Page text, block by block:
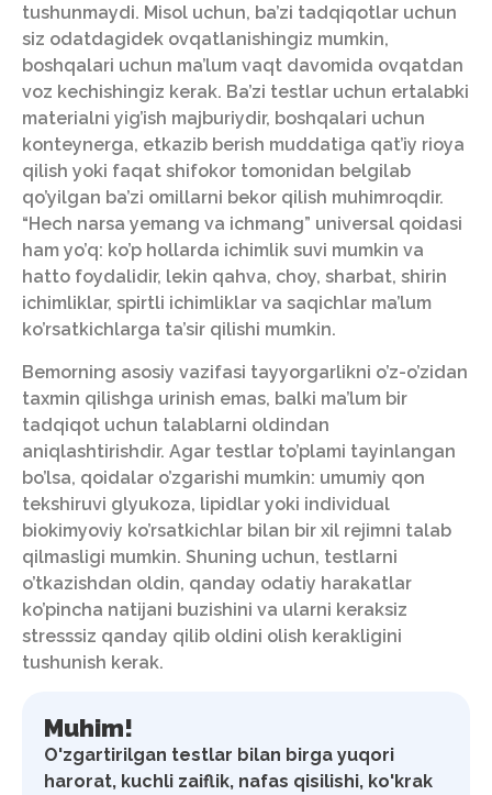
tushunmaydi. Misol uchun, ba’zi tadqiqotlar uchun
siz odatdagidek ovqatlanishingiz mumkin,
boshqalari uchun ma’lum vaqt davomida ovqatdan
voz kechishingiz kerak. Ba’zi testlar uchun ertalabki
materialni yig’ish majburiydir, boshqalari uchun
konteynerga, etkazib berish muddatiga qat’iy rioya
qilish yoki faqat shifokor tomonidan belgilab
qo’yilgan ba’zi omillarni bekor qilish muhimroqdir.
“Hech narsa yemang va ichmang” universal qoidasi
ham yo’q: ko’p hollarda ichimlik suvi mumkin va
hatto foydalidir, lekin qahva, choy, sharbat, shirin
ichimliklar, spirtli ichimliklar va saqichlar ma’lum
ko’rsatkichlarga ta’sir qilishi mumkin.
Bemorning asosiy vazifasi tayyorgarlikni o’z-o’zidan
taxmin qilishga urinish emas, balki ma’lum bir
tadqiqot uchun talablarni oldindan
aniqlashtirishdir. Agar testlar to’plami tayinlangan
bo’lsa, qoidalar o’zgarishi mumkin: umumiy qon
tekshiruvi glyukoza, lipidlar yoki individual
biokimyoviy ko’rsatkichlar bilan bir xil rejimni talab
qilmasligi mumkin. Shuning uchun, testlarni
o’tkazishdan oldin, qanday odatiy harakatlar
ko’pincha natijani buzishini va ularni keraksiz
stresssiz qanday qilib oldini olish kerakligini
tushunish kerak.
Muhim!
O'zgartirilgan testlar bilan birga yuqori
harorat, kuchli zaiflik, nafas qisilishi, ko'krak